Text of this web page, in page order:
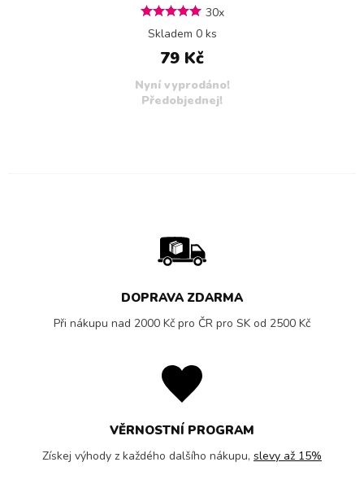
30x
Skladem 0 ks
79 Kč
Nyní vyprodáno!
Předobjednej!
DOPRAVA ZDARMA
Při nákupu nad 2000 Kč pro ČR pro SK od 2500 Kč
VĚRNOSTNÍ PROGRAM
Získej výhody z každého dalšího nákupu, slevy až 15%